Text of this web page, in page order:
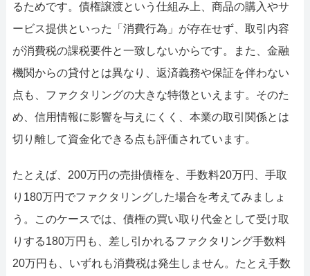
るためです。債権譲渡という仕組み上、商品の購入やサ
ービス提供といった「消費行為」が存在せず、取引内容
が消費税の課税要件と一致しないからです。また、金融
機関からの貸付とは異なり、返済義務や保証を伴わない
点も、ファクタリングの大きな特徴といえます。そのた
め、信用情報に影響を与えにくく、本業の取引関係とは
切り離して資金化できる点も評価されています。
たとえば、200万円の売掛債権を、手数料20万円、手取
り180万円でファクタリングした場合を考えてみましょ
う。このケースでは、債権の買い取り代金として受け取
りする180万円も、差し引かれるファクタリング手数料
20万円も、いずれも消費税は発生しません。たとえ手数